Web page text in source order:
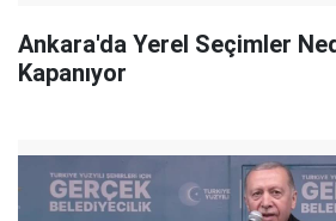
Ankara'da Yerel Seçimler
Kapanıyor